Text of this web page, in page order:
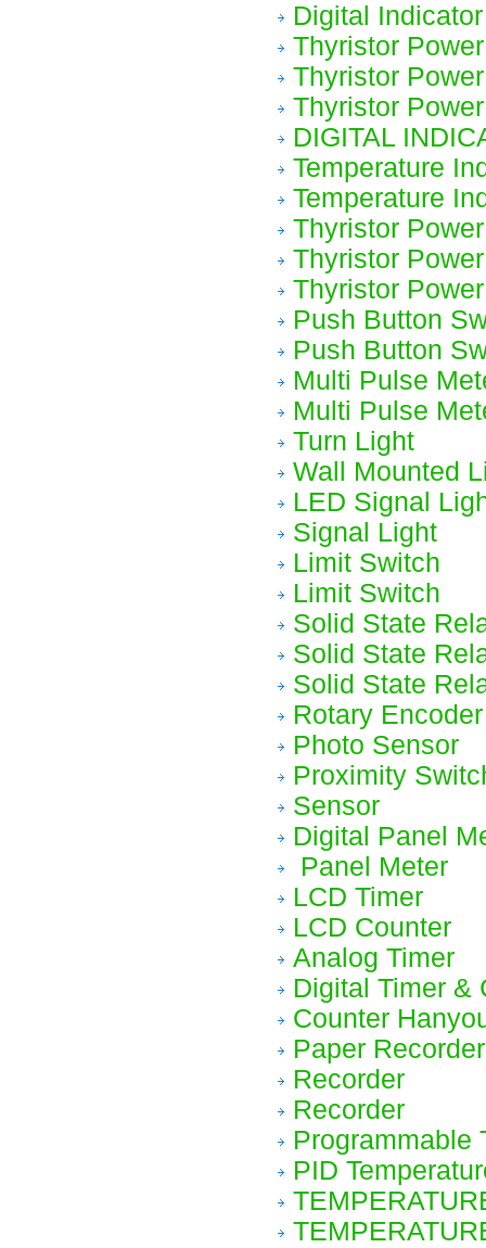
Digital
Thyristor
Thyristor
Thyristor
DIGITAL
Temperature
Temperature
Thyristor
Thyristor
Thyristor
Push Button
Push Button
Multi Pulse
Multi Pulse
Turn Light
Wall Mounted
LED Signal
Signal Light
Limit Switch
Limit Switch
Solid State
Solid State
Solid State
Rotary Encoder
Photo Sensor
Proximity
Sensor
Digital Panel
Panel Meter
LCD Timer
LCD Counter
Analog Timer
Digital Timer &
Counter
Paper
Recorder
Recorder
Programmable
PID